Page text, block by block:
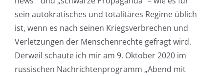
sein autokratisches und totalitäres Regime üblich
ist, wenn es nach seinen Kriegsverbrechen und
Verletzungen der Menschenrechte gefragt wird.
Derweil schaute ich mir am 9. Oktober 2020 im
russischen Nachrichtenprogramm „Abend mit